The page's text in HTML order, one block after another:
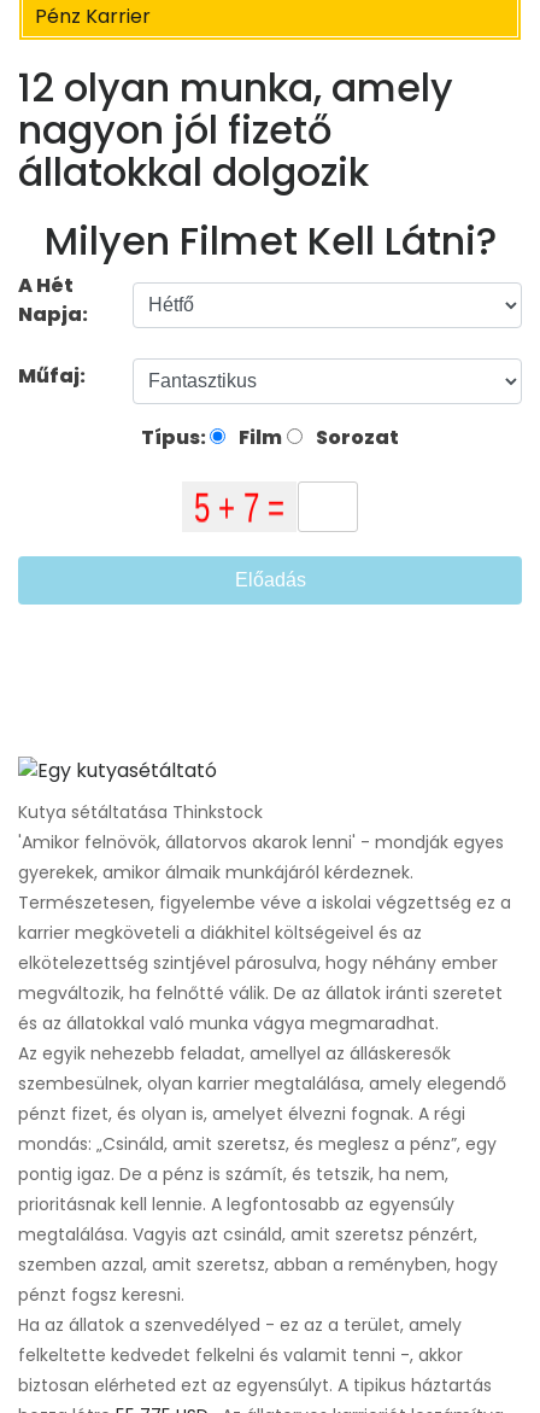
Pénz Karrier
12 olyan munka, amely
nagyon jól fizető
állatokkal dolgozik
Milyen Filmet Kell Látni?
A Hét
Napja:
Műfaj:
Típus: Film Sorozat
Előadás
Kutya sétáltatása Thinkstock
'Amikor felnövök, állatorvos akarok lenni' - mondják egyes
gyerekek, amikor álmaik munkájáról kérdeznek.
Természetesen, figyelembe véve a iskolai végzettség ez a
karrier megköveteli a diákhitel költségeivel és az
elkötelezettség szintjével párosulva, hogy néhány ember
megváltozik, ha felnőtté válik. De az állatok iránti szeretet
és az állatokkal való munka vágya megmaradhat.
Az egyik nehezebb feladat, amellyel az álláskeresők
szembesülnek, olyan karrier megtalálása, amely elegendő
pénzt fizet, és olyan is, amelyet élvezni fognak. A régi
mondás: „Csináld, amit szeretsz, és meglesz a pénz”, egy
pontig igaz. De a pénz is számít, és tetszik, ha nem,
prioritásnak kell lennie. A legfontosabb az egyensúly
megtalálása. Vagyis azt csináld, amit szeretsz pénzért,
szemben azzal, amit szeretsz, abban a reményben, hogy
pénzt fogsz keresni.
Ha az állatok a szenvedélyed - ez az a terület, amely
felkeltette kedvedet felkelni és valamit tenni -, akkor
biztosan elérheted ezt az egyensúlyt. A tipikus háztartás